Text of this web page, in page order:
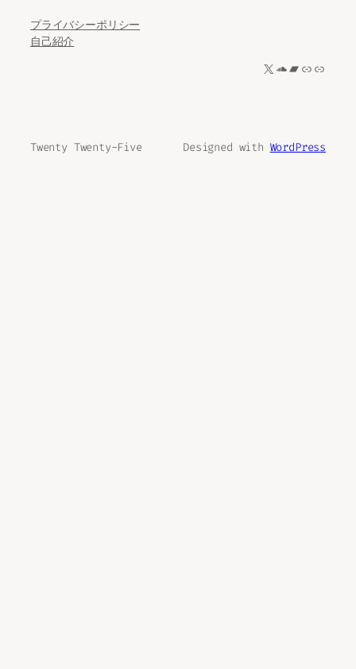
プライバシーポリシー
自己紹介
X SoundCloud
Bandcamp
リンクリンク
Twenty Twenty-Five Designed with WordPress